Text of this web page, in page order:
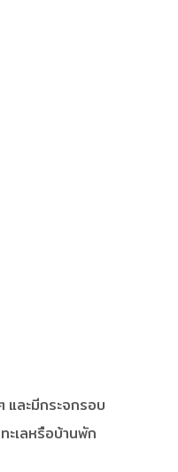
และมีกระจกรอบ
ะเลหรือบ้านพัก